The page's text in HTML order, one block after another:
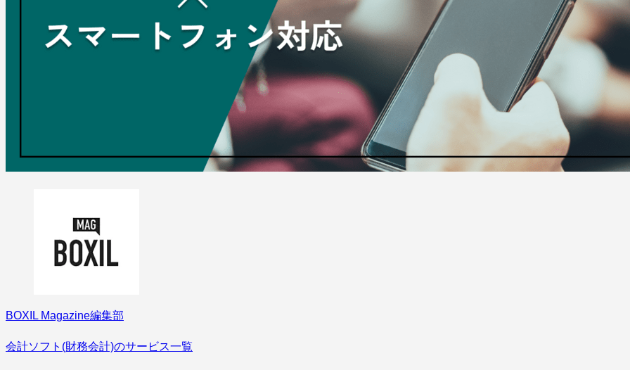
BOXIL Magazine編集部
会計ソフト(財務会計)のサービス一覧